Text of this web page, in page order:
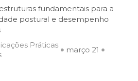
fundamentais para a
postural e desempenho
Práticas
março 21